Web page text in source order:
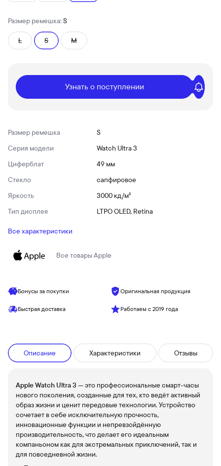
Размер ремешка: S
L S M
Узнать о поступлении
Размер ремешка
S
Серия модели
Watch Ultra 3
Циферблат
49 мм
Стекло
сапфировое
Яркость
3000 кд/ м²
Тип дисплея
LTPO OLED, Retina
Все характеристики
Все товарыApple
Бонусы за покупки Оригинальная продукция
Быстрая доставка Работаем с 2019 года
Описание Характеристики Отзывы
Apple Watch Ultra 3 — это профессиональные смарт-часы
нового поколения, созданные для тех, кто ведёт активный
образ жизни и ценит передовые технологии. Устройство
сочетает в себе исключительную прочность,
инновационные функции и непревзойдённую
производительность, что делает его идеальным
компаньоном как для экстремальных приключений, так и
для повседневной жизни.